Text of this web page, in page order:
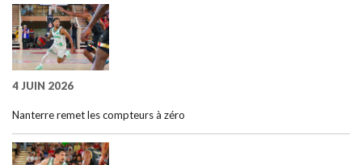
4 JUIN 2026
Nanterre remet les compteurs à zéro